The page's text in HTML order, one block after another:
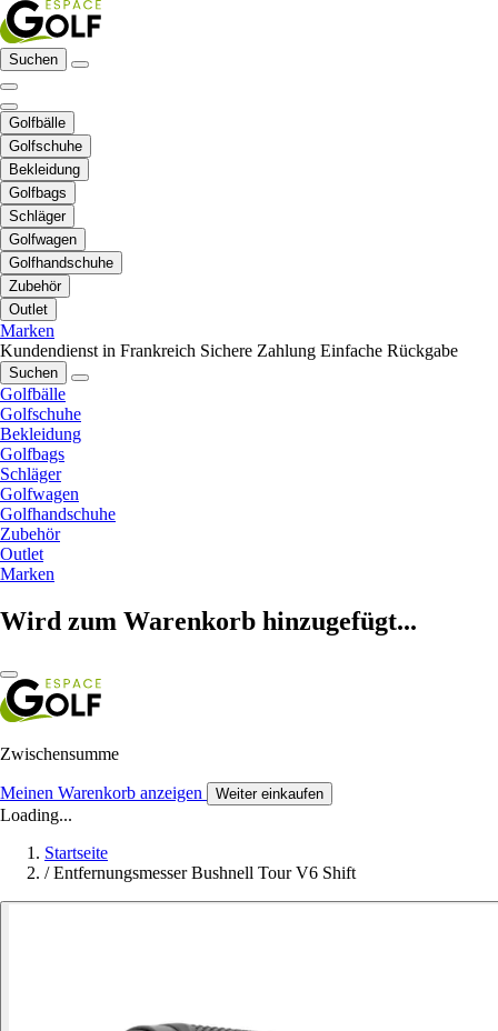
Suchen
Golfbälle
Golfschuhe
Bekleidung
Golfbags
Schläger
Golfwagen
Golfhandschuhe
Zubehör
Outlet
Marken
Kundendienst in Frankreich Sichere Zahlung Einfache Rückgabe
Suchen
Golfbälle
Golfschuhe
Bekleidung
Golfbags
Schläger
Golfwagen
Golfhandschuhe
Zubehör
Outlet
Marken
Wird zum Warenkorb hinzugefügt...
Zwischensumme
Meinen Warenkorb anzeigen Weiter einkaufen
Loading...
Startseite
/ Entfernungsmesser Bushnell Tour V6 Shift